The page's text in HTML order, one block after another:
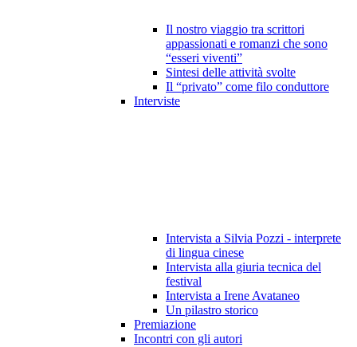
Il nostro viaggio tra scrittori
appassionati e romanzi che sono
“esseri viventi”
Sintesi delle attività svolte
Il “privato” come filo conduttore
Interviste
Intervista a Silvia Pozzi - interprete
di lingua cinese
Intervista alla giuria tecnica del
festival
Intervista a Irene Avataneo
Un pilastro storico
Premiazione
Incontri con gli autori